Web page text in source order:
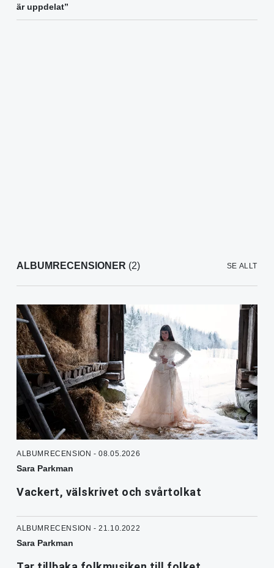
är uppdelat”
ALBUMRECENSIONER (2) SE ALLT
ALBUMRECENSION - 08.05.2026
Sara Parkman
Vackert, välskrivet och svårtolkat
ALBUMRECENSION - 21.10.2022
Sara Parkman